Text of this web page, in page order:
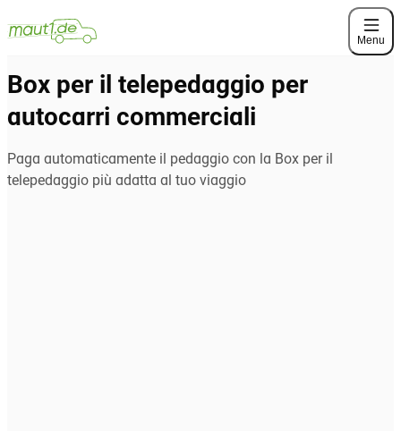
Menu
Box per il telepedaggio per
autocarri commerciali
Paga automaticamente il pedaggio con la Box per il
telepedaggio più adatta al tuo viaggio